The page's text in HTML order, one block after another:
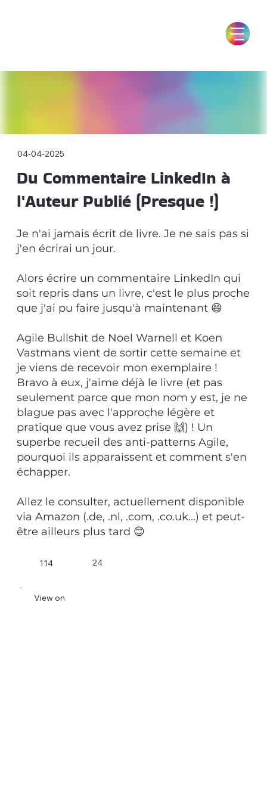
04-04-2025
Du Commentaire LinkedIn à
l'Auteur Publié (Presque !)
Je n'ai jamais écrit de livre. Je ne sais pas si
j'en écrirai un jour.
Alors écrire un commentaire LinkedIn qui
soit repris dans un livre, c'est le plus proche
que j'ai pu faire jusqu'à maintenant 😄
Agile Bullshit de Noel Warnell et Koen
Vastmans vient de sortir cette semaine et
je viens de recevoir mon exemplaire !
Bravo à eux, j'aime déjà le livre (et pas
seulement parce que mon nom y est, je ne
blague pas avec l'approche légère et
pratique que vous avez prise 🙌) ! Un
superbe recueil des anti-patterns Agile,
pourquoi ils apparaissent et comment s'en
échapper.
Allez le consulter, actuellement disponible
via Amazon (.de, .nl, .com, .co.uk...) et peut-
être ailleurs plus tard 😊
114 24
View on